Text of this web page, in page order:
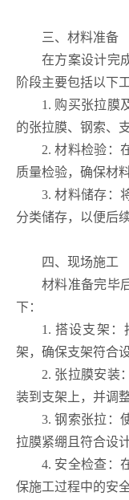
三、材料准备
在方案设计完
阶段主要包括以下工
1. 购买张拉膜
的张拉膜、钢索、
2. 材料检验：
质量检验，确保材
3. 材料储存：
分类储存，以便后
四、现场施工
材料准备完毕
下：
1. 搭设支架
架，确保支架符合
2. 张拉膜安装
装到支架上，并调
3. 钢索张拉：
拉膜紧绷且符合设
4. 安全检查：
保施工过程中的安全